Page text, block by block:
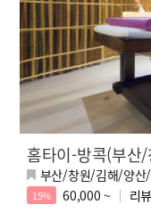
홈타이-방콕(부
부산/창원/김해/양산
15% 60,000 ~ 리뷰